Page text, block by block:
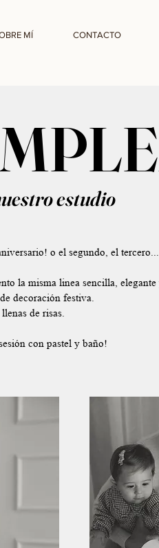
MÍ CONTACTO
estudio
o el segundo, el tercero...
la misma linea sencilla, elegante
decoración festiva.
de risas.
con pastel y baño!